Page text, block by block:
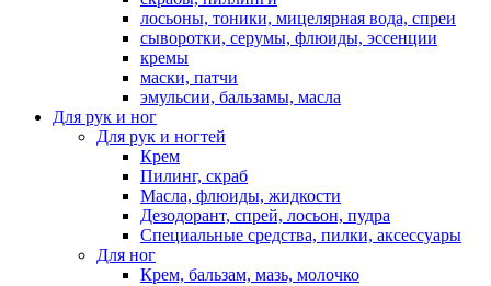
лосьоны, тоники, мицелярная вода, спреи
сыворотки, серумы, флюиды, эссенции
кремы
маски, патчи
эмульсии, бальзамы, масла
Для рук и ног
Для рук и ногтей
Крем
Пилинг, скраб
Масла, флюиды, жидкости
Дезодорант, спрей, лосьон, пудра
Специальные средства, пилки, аксессуары
Для ног
Крем, бальзам, мазь, молочко